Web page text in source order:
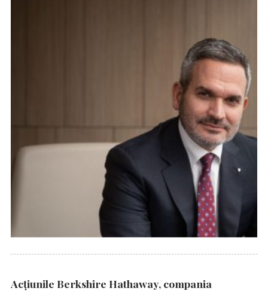
Acțiunile Berkshire Hathaway, compania